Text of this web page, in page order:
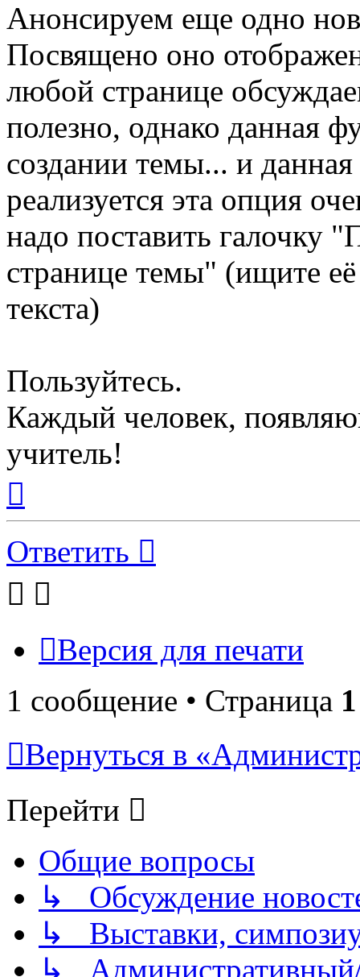
Анонсируем еще одно
Посвящено оно
любой странице
полезно, однако данная
создании темы... и
реализуется эта опция
надо поставить галочку
странице темы" (ищите
текста)
Пользуйтесь.
Каждый человек,
учитель!
началу
Ответить
Версия для печати
1 сообщение • Страница 1
Вернуться в
Перейти
Общие вопросы
↳ Обсуждение
↳ Выставки,
↳